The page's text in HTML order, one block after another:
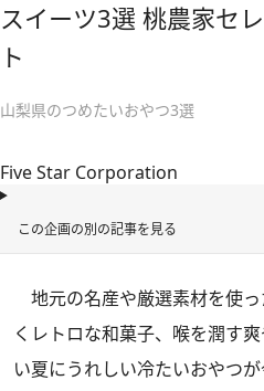
スイーツ3選 桃農家セ
ト
山梨県のつめたいおやつ3選
Five Star Corporation
この企画の別の記事を見る
地元の名産や厳選素材を使
くレトロな和菓子、喉を潤す
い夏にうれしい冷たいおやつ